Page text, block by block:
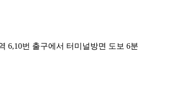
6,10번 출구에서 터미널방면 도보 6분